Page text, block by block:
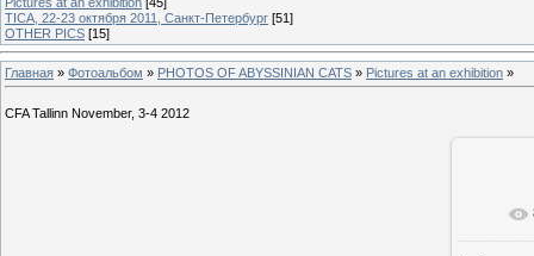
TICA, 22-23 октября 2011, Санкт-Петербург [51]
OTHER PICS [15]
Главная » Фотоальбом » PHOTOS OF ABYSSINIAN CATS » Pictures at an exhibition »
CFA Tallinn November, 3-4 2012
В